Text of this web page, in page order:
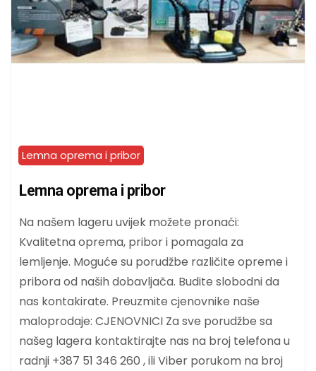
Lemna oprema i pribor
Lemna oprema i pribor
Na našem lageru uvijek možete pronaći:
Kvalitetna oprema, pribor i pomagala za
lemljenje. Moguće su porudžbe različite opreme i
pribora od naših dobavljača. Budite slobodni da
nas kontakirate. Preuzmite cjenovnike naše
maloprodaje: CJENOVNICI Za sve porudžbe sa
našeg lagera kontaktirajte nas na broj telefona u
radnji +387 51 346 260 , ili Viber porukom na broj